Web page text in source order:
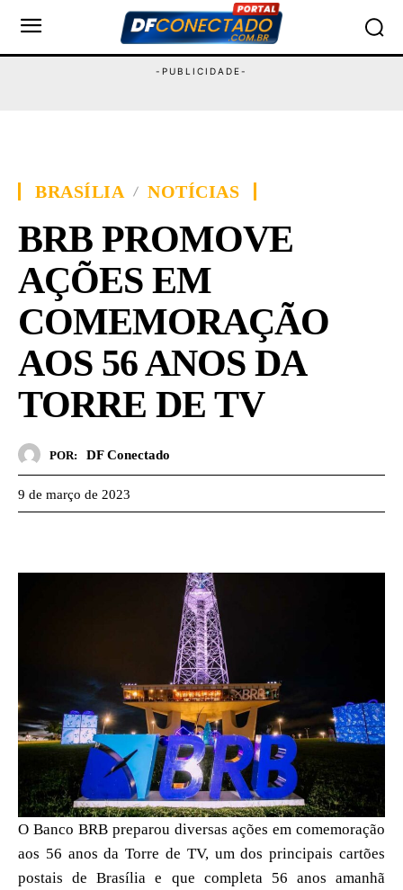
BRASÍLIA NOTÍCIAS
BRB PROMOVE
AÇÕES EM
COMEMORAÇÃO
AOS 56 ANOS DA
TORRE DE TV
POR: DF Conectado
9 de março de 2023
O Banco BRB preparou diversas ações em comemoração
aos 56 anos da Torre de TV, um dos principais cartões
postais de Brasília e que completa 56 anos amanhã